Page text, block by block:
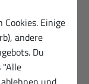
Einige
andere
Du
"Alle